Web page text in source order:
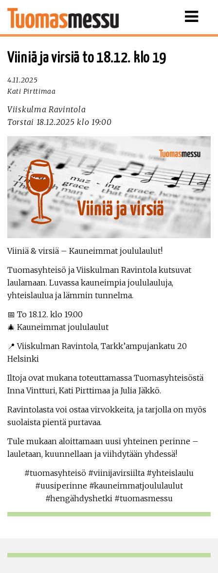
Näytä
Viiniä ja virsiä to 18.12. klo 19
4.11.2025
Kati Pirttimaa
Viiskulma Ravintola
Torstai 18.12.2025 klo 19:00
Viiniä & virsiä – Kauneimmat joululaulut!
Tuomasyhteisö ja Viiskulman Ravintola kutsuvat
laulamaan. Luvassa kauneimpia joululauluja,
yhteislaulua ja lämmin tunnelma.
📅 To 18.12. klo 19.00
🎄 Kauneimmat joululaulut
📍 Viiskulman Ravintola, Tarkk’ampujankatu 20
Helsinki
Iltoja ovat mukana toteuttamassa Tuomasyhteisöstä
Inna Vintturi, Kati Pirttimaa ja Julia Jäkkö.
Ravintolasta voi ostaa virvokkeita, ja tarjolla on myös
suolaista pientä purtavaa.
Tule mukaan aloittamaan uusi yhteinen perinne –
lauletaan, kuunnellaan ja viihdytään yhdessä!
#tuomasyhteisö #viinijavirsiilta #yhteislaulu
#uusiperinne #kauneimmatjoululaulut
#hengähdyshetki #tuomasmessu